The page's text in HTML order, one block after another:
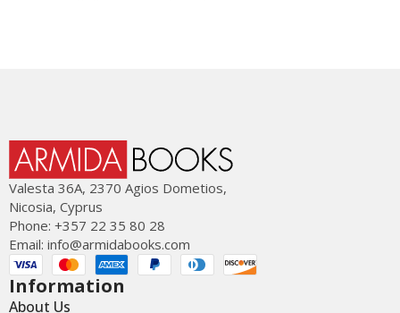
Valesta 36Α, 2370 Agios Dometios,
Nicosia, Cyprus
Phone: +357 22 35 80 28
Email: info@armidabooks.com
Information
About Us